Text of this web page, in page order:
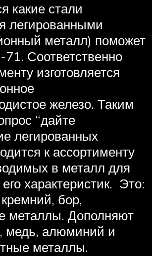
какие стали
легированными
металл) поможет
Соответственно
изготовляется
железо. Таким
“дайте
легированных
к ассортименту
в металл для
характеристик. Это:
бор,
металлы. Дополняют
медь, алюминий и
металлы.